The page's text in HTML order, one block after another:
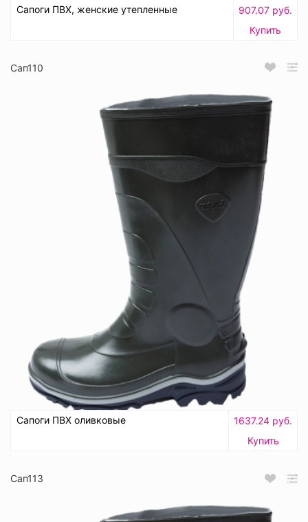
Сапоги ПВХ, женские утепленные
907.07 руб.
Купить
Сап110
Сапоги ПВХ оливковые
1637.24 руб.
Купить
Сап113